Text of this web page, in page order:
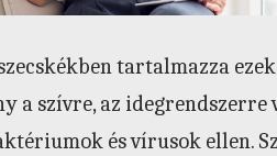
tartalmazza
a szívre, az idegrendszerre
és vírusok ellen.